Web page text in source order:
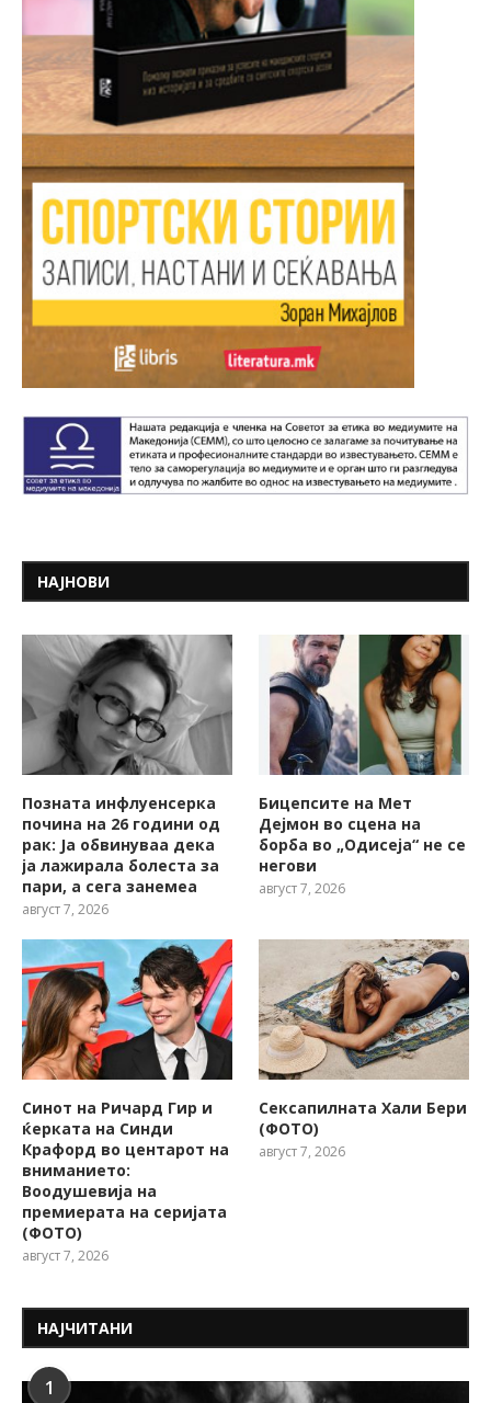
НАЈНОВИ
Позната инфлуенсерка
почина на 26 години од
рак: Ја обвинуваа дека
ја лажирала болеста за
пари, а сега занемеа
август 7, 2026
Бицепсите на Мет
Дејмон во сцена на
борба во „Одисеја“ не се
негови
август 7, 2026
Синот на Ричард Гир и
ќерката на Синди
Крафорд во центарот на
вниманието:
Воодушевија на
премиерата на серијата
(ФОТО)
август 7, 2026
Сексапилната Хали Бери
(ФОТО)
август 7, 2026
НАЈЧИТАНИ
1